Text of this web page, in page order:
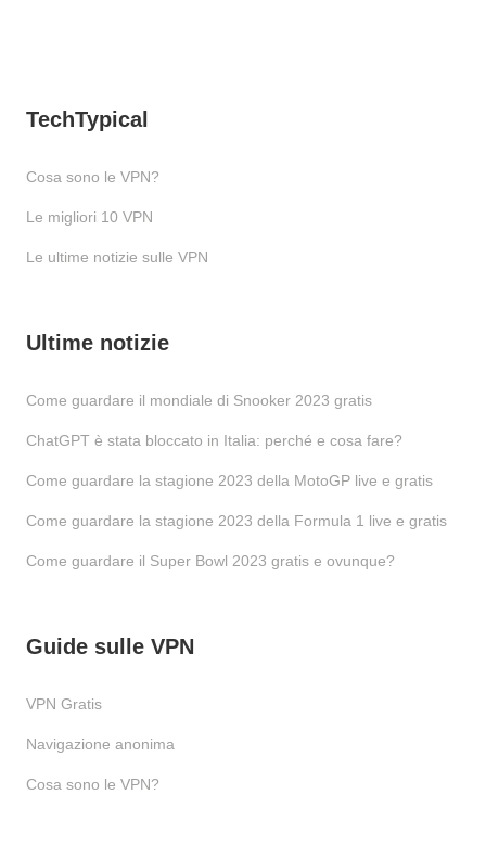
TechTypical
Cosa sono le VPN?
Le migliori 10 VPN
Le ultime notizie sulle VPN
Ultime notizie
Come guardare il mondiale di Snooker 2023 gratis
ChatGPT è stata bloccato in Italia: perché e cosa fare?
Come guardare la stagione 2023 della MotoGP live e gratis
Come guardare la stagione 2023 della Formula 1 live e gratis
Come guardare il Super Bowl 2023 gratis e ovunque?
Guide sulle VPN
VPN Gratis
Navigazione anonima
Cosa sono le VPN?